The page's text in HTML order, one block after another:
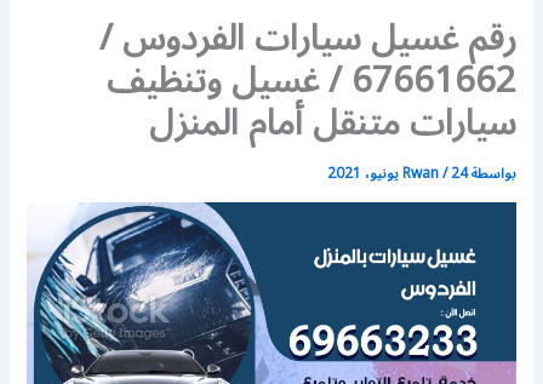
رقم غسيل سيارات الفردوس /
67661662 / غسيل وتنظيف
سيارات متنقل أمام المنزل
بواسطة Rwan/24 يونيو، 2021